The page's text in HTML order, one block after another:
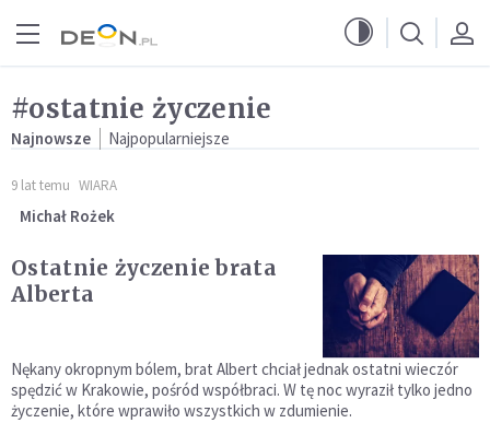
#ostatnie życzenie
Najnowsze Najpopularniejsze
9 lat temu WIARA
Michał Rożek
Ostatnie życzenie brata
Alberta
Nękany okropnym bólem, brat Albert chciał jednak ostatni wieczór
spędzić w Krakowie, pośród współbraci. W tę noc wyraził tylko jedno
życzenie, które wprawiło wszystkich w zdumienie.